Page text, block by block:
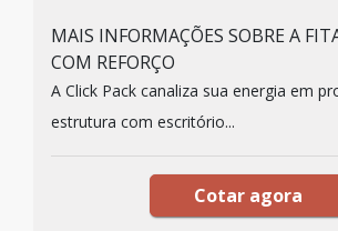
MAIS INFORMAÇÕES SOBRE A
COM REFORÇO
A Click Pack canaliza sua energia em
estrutura com escritório...
Cotar agora